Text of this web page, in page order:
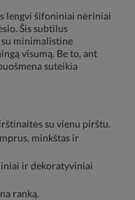
lengvi šifoniniai nėriniai
Šis subtilus
minimalistine
visumą. Be to, ant
suteikia
su vienu pirštu.
minkštas ir
ir dekoratyviniai
ranką.